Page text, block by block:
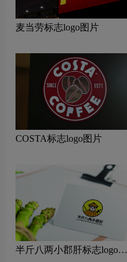
麦当劳标志logo图片
COSTA标志logo图片
半斤八两小郡肝标志logo图